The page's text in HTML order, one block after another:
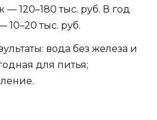
— 120–180 тыс. руб. В год
тыс. руб.
вода без железа и
для питья;